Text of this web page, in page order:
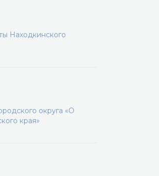
Находкинского
округа «О
края»